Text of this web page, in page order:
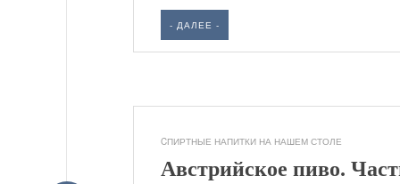
- ДАЛЕЕ -
CПИРТНЫЕ НАПИТКИ НА НАШЕМ СТОЛЕ
Австрийское пиво.